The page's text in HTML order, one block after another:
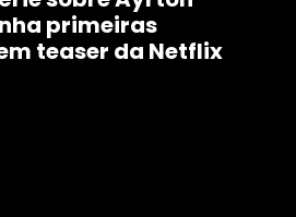
primeiras
teaser da Netflix